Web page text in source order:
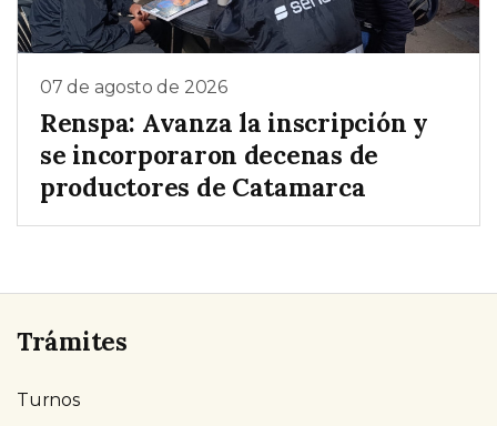
07 de agosto de 2026
Renspa: Avanza la inscripción y
se incorporaron decenas de
productores de Catamarca
Trámites
Turnos